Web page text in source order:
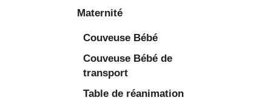
Maternité
Couveuse Bébé
Couveuse Bébé de
transport
Table de réanimation